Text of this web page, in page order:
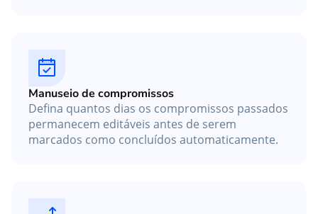
Manuseio de compromissos
Defina quantos dias os compromissos passados
permanecem editáveis antes de serem
marcados como concluídos automaticamente.